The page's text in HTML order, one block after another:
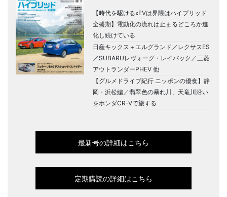
【時代を駆けるxEVは界隈はハイブリッド
全盛期】電動化の流れは止まるどころか進
化し続けている
日産キックス＋エルグランド／レクサスES
／SUBARUレヴォーグ・レイバック／三菱
アウトランダーPHEV 他
【グルメドライブ紀行 ニッポンの優食】静
岡・浜松編／翡翠色の暴れ川、天竜川沿い
をホンダCR-Vで旅する
最新号の詳細はこちら
定期購読の詳細はこちら